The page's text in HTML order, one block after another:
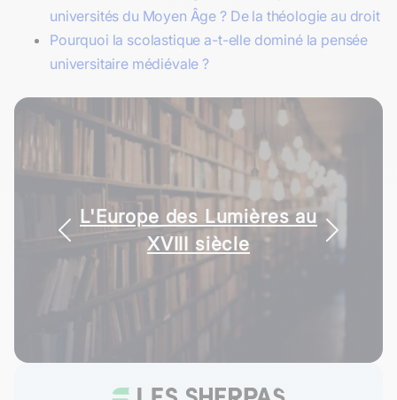
universités du Moyen Âge ? De la théologie au droit
Pourquoi la scolastique a-t-elle dominé la pensée
universitaire médiévale ?
L'Europe des Lumières au
XVIII siècle